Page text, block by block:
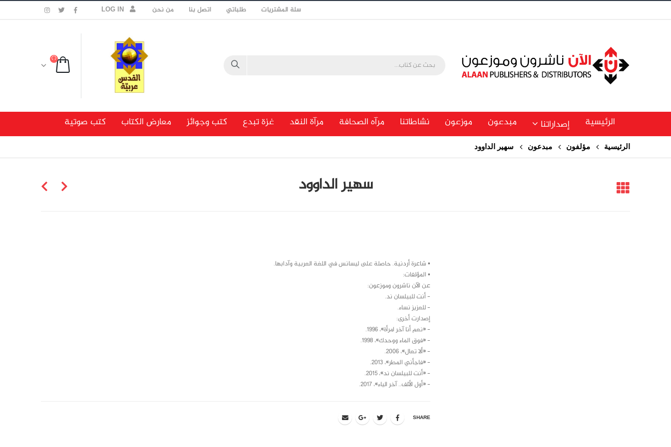
سلة المشتريات طلباتي اتصل بنا من نحن LOG IN
الرئيسية إصداراتنا مبدعون موزعون نشاطاتنا مرآه الصحافة مرآة النقد غزة تبدع كتب وجوائز معارض الكتاب كتب صوتية
الرئيسية مؤلفون مبدعون سهير الداوود
سهير الداوود
• شاعرة أردنية. حاصلة على ليسانس في اللغة العربية وآدابها.
• المؤلفات:
عن الآن ناشرون وموزعون:
– أنت للبيلسان ند.
– للعزيز نساء.
إصدارت أخرى:
– «نعم أنا آخر امرأة»، 1996.
– «فوق الماء ووحدك»، 1998.
– «ألا تعال»، 2006.
– «فاجأني المطر»، 2013.
– «أنت للبيلسان ند»، 2015.
– «أول الألف.. آخر الياء»، 2017.
SHARE